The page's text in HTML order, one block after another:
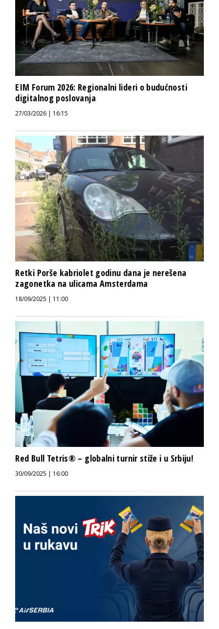
EIM Forum 2026: Regionalni lideri o budućnosti
digitalnog poslovanja
27/03/2026 | 16:15
Retki Porše kabriolet godinu dana je nerešena
zagonetka na ulicama Amsterdama
18/09/2025 | 11:00
Red Bull Tetris® – globalni turnir stiže i u Srbiju!
30/09/2025 | 16:00